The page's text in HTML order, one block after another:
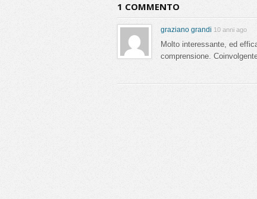
1 COMMENTO
graziano grandi 10 anni ago
Molto interessante, ed
comprensione.